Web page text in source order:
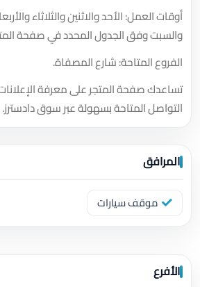
أوقات العمل: الأحد والاثنين والثلاثاء
والسبت وفق الجدول المحدد في صفحة
الفروع المتاحة: شارع المصفاة.
تساعدك صفحة المتجر على معرفة
التواصل المتاحة بسهولة عبر سوق دادسترز.
المرافق
موقف سيارات
الأفرع